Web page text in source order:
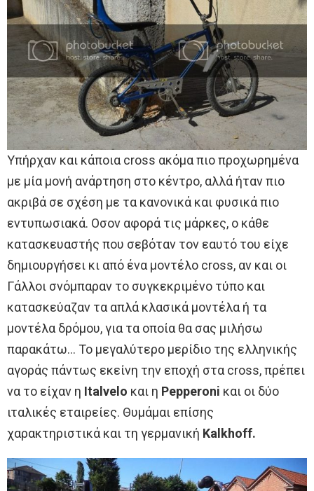
Yπήρχαν και κάποια cross ακόμα πιο προχωρημένα
με μία μονή ανάρτηση στο κέντρο, αλλά ήταν πιο
ακριβά σε σχέση με τα κανονικά και φυσικά πιο
εντυπωσιακά. Οσον αφορά τις μάρκες, ο κάθε
κατασκευαστής που σεβόταν τον εαυτό του είχε
δημιουργήσει κι από ένα μοντέλο cross, αν και οι
Γάλλοι σνόμπαραν το συγκεκριμένο τύπο και
κατασκεύαζαν τα απλά κλασικά μοντέλα ή τα
μοντέλα δρόμου, για τα οποία θα σας μιλήσω
παρακάτω… Το μεγαλύτερο μερίδιο της ελληνικής
αγοράς πάντως εκείνη την εποχή στα cross, πρέπει
να το είχαν η Italvelo και η Pepperoni και οι δύο
ιταλικές εταιρείες. Θυμάμαι επίσης
χαρακτηριστικά και τη γερμανική Kalkhoff.